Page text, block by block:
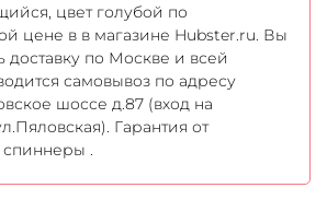
цвет голубой по
цене в в магазине Hubster.ru. Вы
доставку по Москве и всей
самовывоз по адресу
шоссе д.87 (вход на
Гарантия от
.